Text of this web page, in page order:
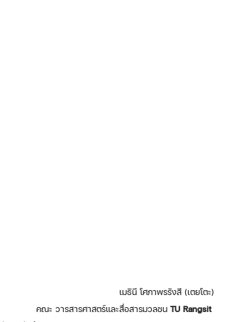
เมธินี โศภาพรรังสี (เตยโตะ)
คณะ วารสารศาสตร์และสื่อสารมวลชน TU Rangsit